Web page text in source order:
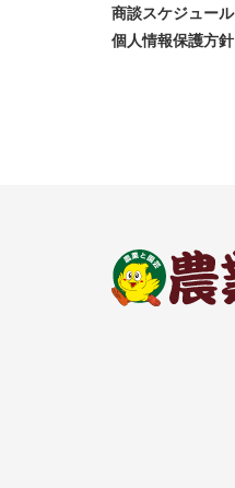
商談スケジュール
個人情報保護方針